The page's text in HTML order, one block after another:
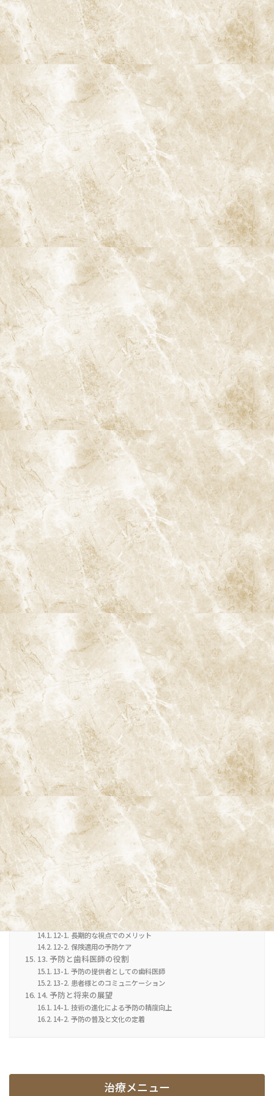
予防
歯のクリーニングと検査
歯周病治療
むし歯治療
根管治療
親知らずの抜歯
小児歯科
インプラント治療
ストローマンインプラント
ジンヴィ・インプラント
ブリッジ
入れ歯
歯の移植
ホワイトニング
ダイレクトボンディング
白い歯・セラミック治療
審美入れ歯
歯列矯正・矯正治療
小児矯正
インビザライン
インビザラインファースト
マイオブレース
口腔がん検診
歯ぎしり・食いしばり
顎関節症の治療
スポーツマウスガード
睡眠時無呼吸症候群
このページのコンテンツ
ドクターより
予防の重要性
1. 予防とは
1-1. 予防の役割
2. 予防の重要性に関する研究
2-1. アクセルソン博士の研究結果
2-2. 定期的なケアの効果
3. 日本と欧米の予防意識の違い
3-1. 欧米における予防意識
3-2. 日本における予防意識の現状
3-3. 歯科予防文化の違い
4. 日本と欧米における80歳の残存歯数の違い
4-1. 欧米における残存歯数
4-2. 日本の現状
4-3. 健康寿命と歯の関係
5. 8020運動の成果と今後の課題
5-1. 8020運動とは
5-2. 8020運動の成果
5-3. 今後の課題
6. 歯科予防ケアの具体的な内容
6-1. プロフェッショナルクリーニング（PMTC）
6-2. フッ素塗布
6-3. シーラント
7. セルフケアと予防の実践
7-1. 正しいブラッシング
7-2. デンタルフロスと歯間ブラシの使用
8. プレジデント誌「歯の定期検診を受ければよかった」
9. プレジデント誌のアンケート結果の分析
9-1. アンケート結果の詳細
9-2. 予防のタイミング
10. 歯科予防と全身の健康の関係
10-1. 歯周病と全身疾患の関連
10-2. 認知症との関連性
11. 日本における予防の普及状況
11-1. 予防の啓蒙活動
11-2. 若年層の予防意識の変化
12. 予防の費用対効果
12-1. 長期的な視点でのメリット
12-2. 保険適用の予防ケア
13. 予防と歯科医師の役割
13-1. 予防の提供者としての歯科医師
13-2. 患者様とのコミュニケーション
14. 予防と将来の展望
14-1. 技術の進化による予防の精度向上
14-2. 予防の普及と文化の定着
治療メニュー